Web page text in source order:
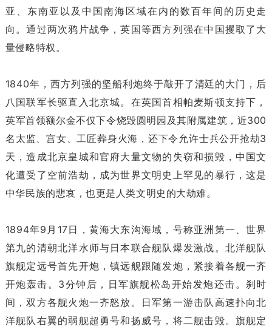
亚、东南亚以及中国南海区域在内的数百年间的历史走
向。通过两次鸦片战争，英国等西方列强在中国攫取了大
量侵略特权。
1840年，西方列强的坚船利炮终于敲开了清廷的大门，后
八国联军长驱直入北京城。在英国首相帕麦斯顿支持下，
英军首领额尔金不仅下令烧毁圆明园及其附属建筑，近300
名太监、宫女、工匠葬身火海，还下令允许士兵公开抢劫3
天，造成北京皇城和官府大量文物的失窃和损毁，中国文
化遭受了空前浩劫，成为世界文明史上罕见的暴行，这是
中华民族的悲哀，也更是人类文明史的大劫难。
1894年9月17日，黄海大东沟海域，号称亚洲第一、世界
第九的清朝北洋水师与日本联合舰队爆发激战。北洋舰队
旗舰定远号首先开炮，镇远舰跟随发炮，紧接着各舰一齐
开炮轰击。3分钟后，日军旗舰松岛开始发炮还击。刹时
间，双方各舰火炮一齐怒放。日军第一游击队高速扑向北
洋舰队右翼的弱舰超勇号和扬威号，将二舰击毁。旗舰定